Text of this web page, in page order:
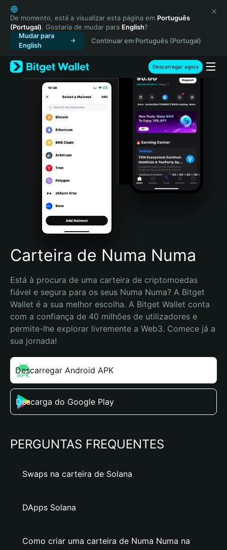
English
日本語
Tiếng Việt
Русский
Español (Latinoamérica)
Türkçe
Italiano
Português (Portugal)
Bahasa Indonesia
Português (Brasil)
Español (Argentina)
De momento, está a visualizar esta página em Português
(Portugal). Gostaria de mudar para English?
Mudar para
English
Continuar em Português (Portugal)
Descarregar agora
Carteira de Numa Numa
Está à procura de uma carteira de criptomoedas
fiável e segura para os seus Numa Numa? A Bitget
Wallet é a sua melhor escolha. A Bitget Wallet conta
com a confiança de 40 milhões de utilizadores e
permite-lhe explorar livremente a Web3. Comece já a
sua jornada!
Descarregar Android APK
Descarga do Google Play
PERGUNTAS FREQUENTES
Swaps na carteira de Solana
DApps Solana
Como criar uma carteira de Numa Numa na